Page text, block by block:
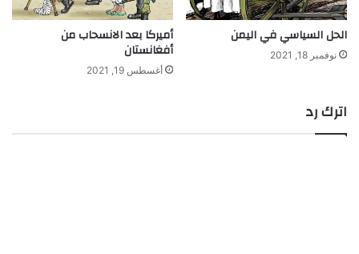
الحل السياسي في اليمن
نوفمبر 18, 2021
أميركا بعد الانسحاب من
أفغانستان
أغسطس 19, 2021
اترك رد